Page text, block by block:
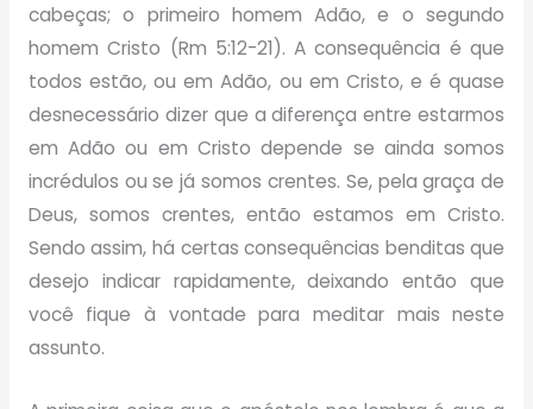
cabeças; o primeiro homem Adão, e o segundo
homem Cristo (Rm 5:12-21). A consequência é que
todos estão, ou em Adão, ou em Cristo, e é quase
desnecessário dizer que a diferença entre estarmos
em Adão ou em Cristo depende se ainda somos
incrédulos ou se já somos crentes. Se, pela graça de
Deus, somos crentes, então estamos em Cristo.
Sendo assim, há certas consequências benditas que
desejo indicar rapidamente, deixando então que
você fique à vontade para meditar mais neste
assunto.